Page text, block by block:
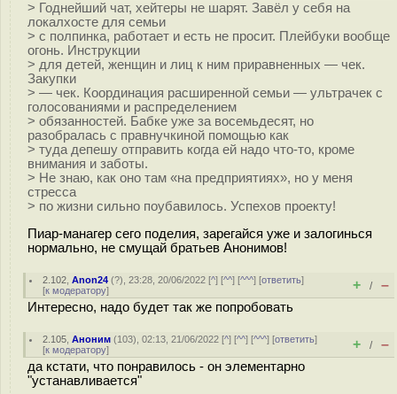
> Годнейший чат, хейтеры не шарят. Завёл у себя на
локалхосте для семьи
> с полпинка, работает и есть не просит. Плейбуки вообще
огонь. Инструкции
> для детей, женщин и лиц к ним приравненных — чек.
Закупки
> — чек. Координация расширенной семьи — ультрачек с
голосованиями и распределением
> обязанностей. Бабке уже за восемьдесят, но
разобралась с правнучкиной помощью как
> туда депешу отправить когда ей надо что-то, кроме
внимания и заботы.
> Не знаю, как оно там «на предприятиях», но у меня
стресса
> по жизни сильно поубавилось. Успехов проекту!
Пиар-манагер сего поделия, зарегайся уже и залогинься
нормально, не смущай братьев Анонимов!
2.102 ,Anon24 (?), 23:28, 20/06/2022 [^] [^^] [^^^] [ответить]
[к модератору] + / –
Интересно, надо будет так же попробовать
2.105 ,Аноним (103), 02:13, 21/06/2022 [^] [^^] [^^^] [ответить]
[к модератору] + / –
да кстати, что понравилось - он элементарно
"устанавливается"